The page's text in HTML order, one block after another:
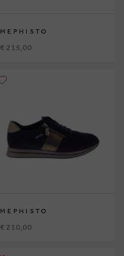
MEPHISTO
€ 215,00
MEPHISTO
€ 210,00